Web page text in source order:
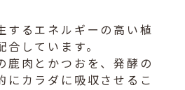
するエネルギーの高い植
合しています。
鹿肉とかつおを、発酵の
にカラダに吸収させるこ